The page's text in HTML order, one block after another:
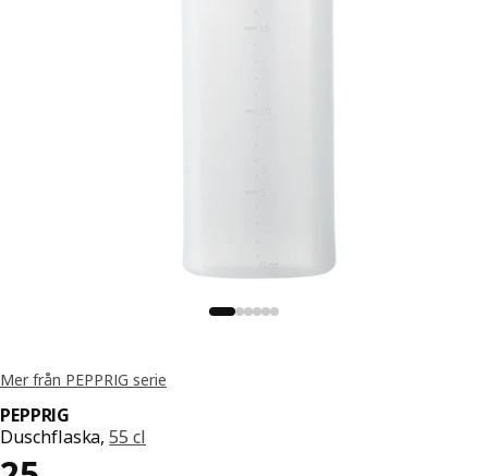
Mer från PEPPRIG serie
PEPPRIG
Duschflaska,55 cl